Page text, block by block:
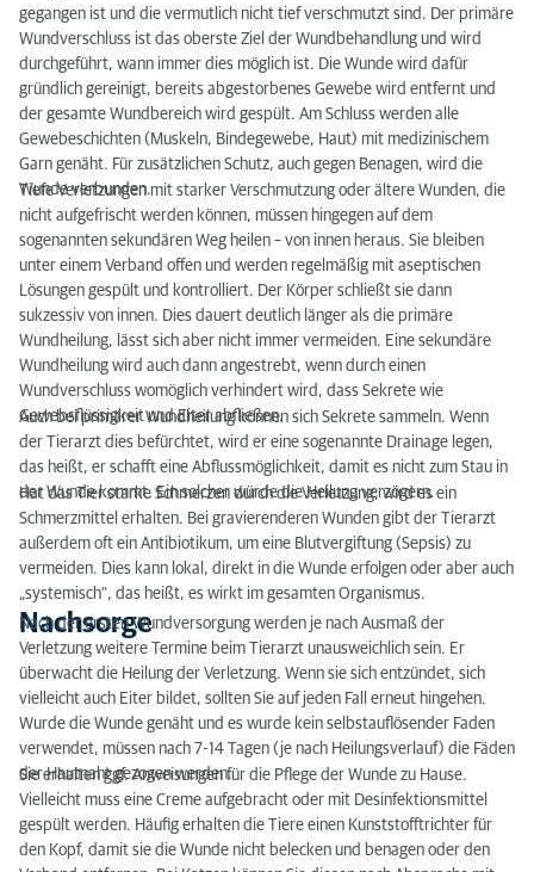
gegangen ist und die vermutlich nicht tief verschmutzt sind. Der primäre
Wundverschluss ist das oberste Ziel der Wundbehandlung und wird
durchgeführt, wann immer dies möglich ist. Die Wunde wird dafür
gründlich gereinigt, bereits abgestorbenes Gewebe wird entfernt und
der gesamte Wundbereich wird gespült. Am Schluss werden alle
Gewebeschichten (Muskeln, Bindegewebe, Haut) mit medizinischem
Garn genäht. Für zusätzlichen Schutz, auch gegen Benagen, wird die
Wunde verbunden.
Tiefe Verletzungen mit starker Verschmutzung oder ältere Wunden, die
nicht aufgefrischt werden können, müssen hingegen auf dem
sogenannten sekundären Weg heilen – von innen heraus. Sie bleiben
unter einem Verband offen und werden regelmäßig mit aseptischen
Lösungen gespült und kontrolliert. Der Körper schließt sie dann
sukzessiv von innen. Dies dauert deutlich länger als die primäre
Wundheilung, lässt sich aber nicht immer vermeiden. Eine sekundäre
Wundheilung wird auch dann angestrebt, wenn durch einen
Wundverschluss womöglich verhindert wird, dass Sekrete wie
Gewebsflüssigkeit und Eiter abfließen.
Auch bei primärer Wundheilung können sich Sekrete sammeln. Wenn
der Tierarzt dies befürchtet, wird er eine sogenannte Drainage legen,
das heißt, er schafft eine Abflussmöglichkeit, damit es nicht zum Stau in
der Wunde kommt. Ein solcher würde die Heilung verzögern.
Hat das Tier starke Schmerzen durch die Verletzung, wird es ein
Schmerzmittel erhalten. Bei gravierenderen Wunden gibt der Tierarzt
außerdem oft ein Antibiotikum, um eine Blutvergiftung (Sepsis) zu
vermeiden. Dies kann lokal, direkt in die Wunde erfolgen oder aber auch
„systemisch“, das heißt, es wirkt im gesamten Organismus.
Nachsorge
Nach der ersten Wundversorgung werden je nach Ausmaß der
Verletzung weitere Termine beim Tierarzt unausweichlich sein. Er
überwacht die Heilung der Verletzung. Wenn sie sich entzündet, sich
vielleicht auch Eiter bildet, sollten Sie auf jeden Fall erneut hingehen.
Wurde die Wunde genäht und es wurde kein selbstauflösender Faden
verwendet, müssen nach 7-14 Tagen (je nach Heilungsverlauf) die Fäden
der Hautnaht gezogen werden.
Sie erhalten ggf. Anweisungen für die Pflege der Wunde zu Hause.
Vielleicht muss eine Creme aufgebracht oder mit Desinfektionsmittel
gespült werden. Häufig erhalten die Tiere einen Kunststofftrichter für
den Kopf, damit sie die Wunde nicht belecken und benagen oder den